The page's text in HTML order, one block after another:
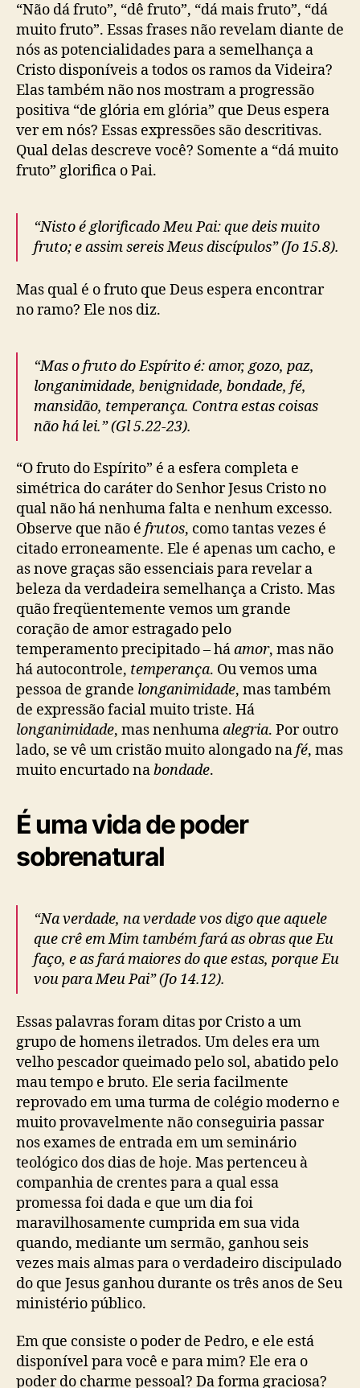
“Não dá fruto”, “dê fruto”, “dá mais fruto”, “dá
muito fruto”. Essas frases não revelam diante de
nós as potencialidades para a semelhança a
Cristo disponíveis a todos os ramos da Videira?
Elas também não nos mostram a progressão
positiva “de glória em glória” que Deus espera
ver em nós? Essas expressões são descritivas.
Qual delas descreve você? Somente a “dá muito
fruto” glorifica o Pai.
“Nisto é glorificado Meu Pai: que deis muito
fruto; e assim sereis Meus discípulos” (Jo 15.8).
Mas qual é o fruto que Deus espera encontrar
no ramo? Ele nos diz.
“Mas o fruto do Espírito é: amor, gozo, paz,
longanimidade, benignidade, bondade, fé,
mansidão, temperança. Contra estas coisas
não há lei.” (Gl 5.22-23).
“O fruto do Espírito” é a esfera completa e
simétrica do caráter do Senhor Jesus Cristo no
qual não há nenhuma falta e nenhum excesso.
Observe que não é frutos, como tantas vezes é
citado erroneamente. Ele é apenas um cacho, e
as nove graças são essenciais para revelar a
beleza da verdadeira semelhança a Cristo. Mas
quão freqüentemente vemos um grande
coração de amor estragado pelo
temperamento precipitado – háamor, mas não
há autocontrole, temperança. Ou vemos uma
pessoa de grande longanimidade, mas também
de expressão facial muito triste. Há
longanimidade, mas nenhumaalegria. Por outro
lado, se vê um cristão muito alongado nafé, mas
muito encurtado nabondade.
É uma vida de poder
sobrenatural
“Na verdade, na verdade vos digo que aquele
que crê em Mim também fará as obras que Eu
faço, e as fará maiores do que estas, porque Eu
vou para Meu Pai” (Jo 14.12).
Essas palavras foram ditas por Cristo a um
grupo de homens iletrados. Um deles era um
velho pescador queimado pelo sol, abatido pelo
mau tempo e bruto. Ele seria facilmente
reprovado em uma turma de colégio moderno e
muito provavelmente não conseguiria passar
nos exames de entrada em um seminário
teológico dos dias de hoje. Mas pertenceu à
companhia de crentes para a qual essa
promessa foi dada e que um dia foi
maravilhosamente cumprida em sua vida
quando, mediante um sermão, ganhou seis
vezes mais almas para o verdadeiro discipulado
do que Jesus ganhou durante os três anos de Seu
ministério público.
Em que consiste o poder de Pedro, e ele está
disponível para você e para mim? Ele era o
poder do charme pessoal? Da forma graciosa?